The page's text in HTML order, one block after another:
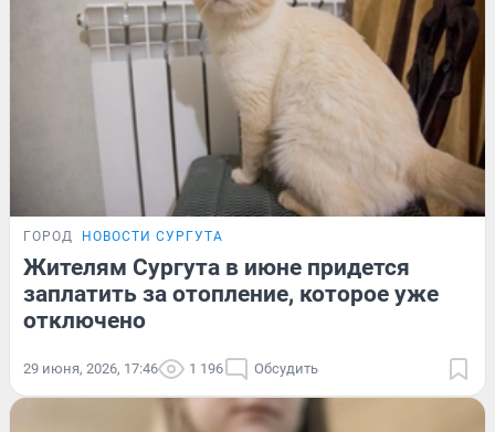
ГОРОД НОВОСТИ СУРГУТА
Жителям Сургута в июне придется
заплатить за отопление, которое уже
отключено
29 июня, 2026, 17:46 1 196 Обсудить